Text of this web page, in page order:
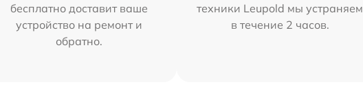
бесплатно доставит ваше
устройство на ремонт и
обратно.
техники Leupold мы устраняем
в течение 2 часов.